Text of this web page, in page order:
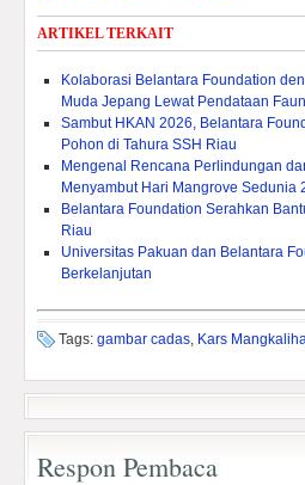
ARTIKEL TERKAIT
Kolaborasi Belantara Foundation
Muda Jepang Lewat Pendataan
Sambut HKAN 2026, Belantara
Pohon di Tahura SSH Riau
Mengenal Rencana Perlindungan
Menyambut Hari Mangrove Sedunia
Belantara Foundation Serahkan
Riau
Universitas Pakuan dan Belantara
Berkelanjutan
Tags: gambar cadas, Kars
Respon Pembaca